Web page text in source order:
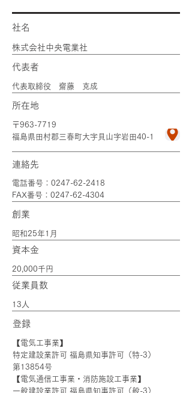
​社名
​株式会社中央電業社
​代表者​
​代表取締役 齋藤 克成
​所在地​
​〒963-7719
​福島県田村郡三春町大字貝山字岩田40-1
​連絡先​​
電話番号：0247-62-2418
FAX番号：0247-62-4304​​
​創業​​
​昭和25年1月​
​資本金​​​
20,000千円​​
​従業員数​​​
​13人
​登録​
​【電気工事業】
特定建設業許可 福島県知事許可（特-3）​
第13854号
【電気通信工事業・消防施設工事業】
一般建設業許可 福島県知事許可（般-3）